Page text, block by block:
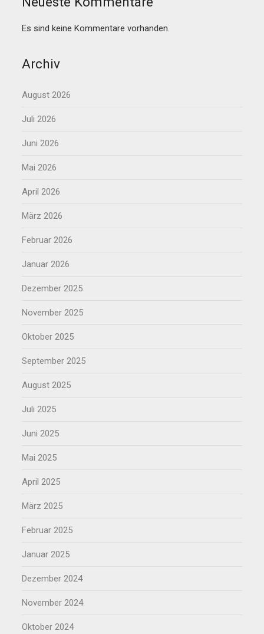
Es sind keine Kommentare vorhanden.
Archiv
August 2026
Juli 2026
Juni 2026
Mai 2026
April 2026
März 2026
Februar 2026
Januar 2026
Dezember 2025
November 2025
Oktober 2025
September 2025
August 2025
Juli 2025
Juni 2025
Mai 2025
April 2025
März 2025
Februar 2025
Januar 2025
Dezember 2024
November 2024
Oktober 2024